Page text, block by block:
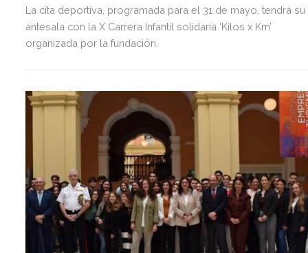
La cita deportiva, programada para el 31 de mayo, tendrá su
antesala con la X Carrera Infantil solidaria ‘Kilos x Km’
organizada por la fundación.